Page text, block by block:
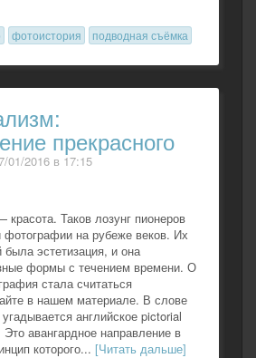
фотоистория подводная съёмка
прекрасного
01/2016 в 17:15
Таков лозунг пионеров
фотографии на рубеже веков. Их
была эстетизация, и она
формы с течением времени. О
стала считаться
в нашем материале. В слове
английское pictorial
авангардное направление в
которого... [Читать дальше]